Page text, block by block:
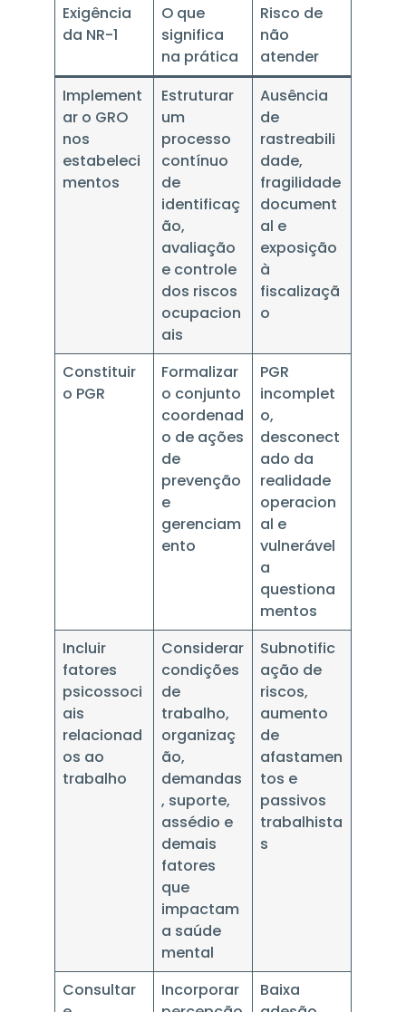
Exigência
da NR-1
O que
significa
na prática
Risco de
não
atender
Implement
ar o GRO
nos
estabeleci
mentos
Estruturar
um
processo
contínuo
de
identificaç
ão,
avaliação
e controle
dos riscos
ocupacion
ais
Ausência
de
rastreabili
dade,
fragilidade
document
al e
exposição
à
fiscalizaçã
o
Constituir
o PGR
Formalizar
o conjunto
coordenad
o de ações
de
prevenção
e
gerenciam
ento
PGR
incomplet
o,
desconect
ado da
realidade
operacion
al e
vulnerável
a
questiona
mentos
Incluir
fatores
psicossoci
ais
relacionad
os ao
trabalho
Considerar
condições
de
trabalho,
organizaç
ão,
demandas
, suporte,
assédio e
demais
fatores
que
impactam
a saúde
mental
Subnotific
ação de
riscos,
aumento
de
afastamen
tos e
passivos
trabalhista
s
Consultar
Incorporar
Baixa